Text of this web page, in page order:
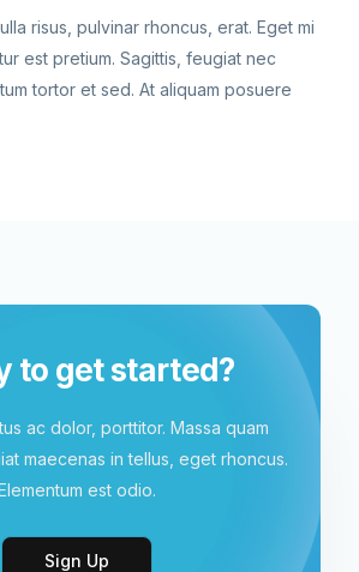
risus, pulvinar rhoncus, erat. Eget mi
est pretium. Sagittis, feugiat nec
tortor et sed. At aliquam posuere
to get started?
ac dolor, porttitor. Massa quam
maecenas in tellus, eget rhoncus.
est odio.
Sign Up